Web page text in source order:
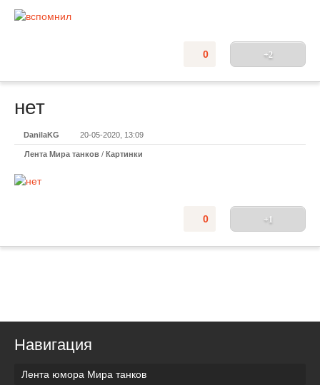
+2
0
нет
DanilaKG 20-05-2020, 13:09
Лента Мира танков / Картинки
+1
0
Навигация
Лента юмора Мира танков